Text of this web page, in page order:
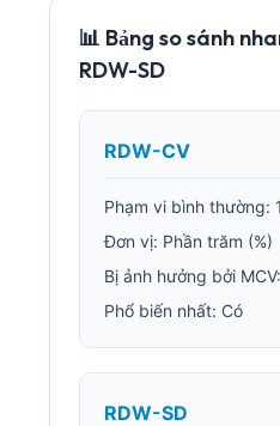
📊 Bảng so sánh
RDW-SD
RDW-CV
Phạm vi bình thường:
Đơn vị: Phần trăm (%)
Bị ảnh hưởng bởi
Phổ biến nhất: Có
RDW-SD